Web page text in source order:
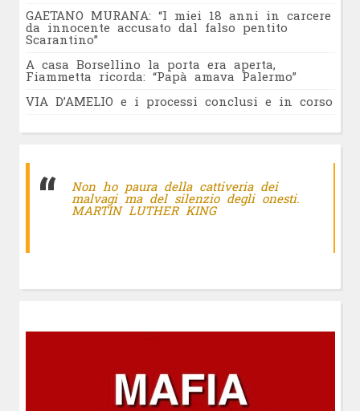
GAETANO MURANA: “I miei 18 anni in carcere
da innocente accusato dal falso pentito
Scarantino”
A casa Borsellino la porta era aperta,
Fiammetta ricorda: “Papà amava Palermo”
VIA D’AMELIO e i processi conclusi e in corso
Non ho paura della cattiveria dei
malvagi ma del silenzio degli onesti.
MARTIN LUTHER KING